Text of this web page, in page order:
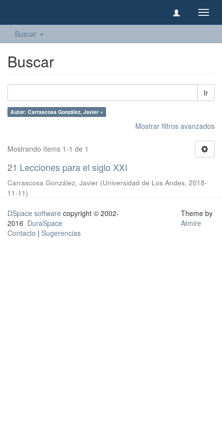
Buscar
Buscar
Ir
Autor: Carrascosa González, Javier ×
Mostrar filtros avanzados
Mostrando ítems 1-1 de 1
21 Lecciones para el siglo XXI
Carrascosa González, Javier (Universidad de Los Andes, 2018-
11-11)
DSpace software copyright © 2002-
2016 DuraSpace
Contacto | Sugerencias
Theme by
Atmire